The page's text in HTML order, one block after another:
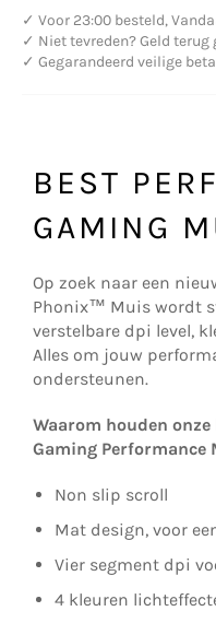
✓ Voor 23:00 besteld,
✓ Niet tevreden? Geld terug
✓ Gegarandeerd veilige
BEST
GAMING
Op zoek naar een
Phonix™️ Muis wordt
verstelbare dpi level,
Alles om jouw
ondersteunen.
Waarom houden
Gaming Performance
Non slip scroll
Mat design, voor
Vier segment dpi
4 kleuren